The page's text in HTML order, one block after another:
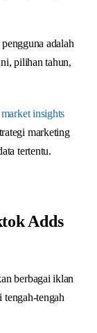
adalah
pilihan tahun,
insights
marketing
tertentu.
Adds
berbagai iklan
tengah